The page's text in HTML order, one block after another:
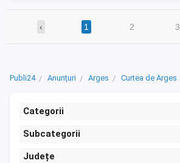
‹ 1 2 3
Publi24 Anunțuri Arges Curtea de Arges
Categorii
Subcategorii
Județe